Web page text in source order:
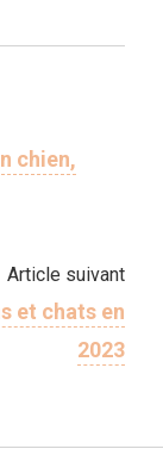
chien,
Article suivant
et chats en
2023